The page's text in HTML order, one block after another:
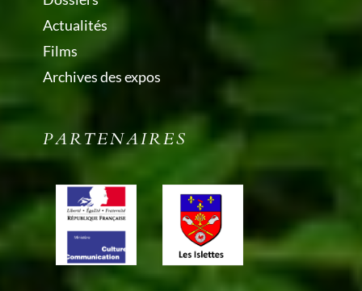
Actualités
Films
Archives des expos
PARTENAIRES